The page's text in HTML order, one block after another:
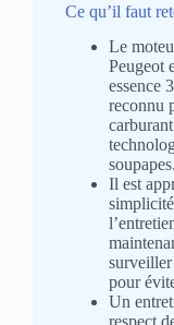
Ce qu’il faut
Le
Peugeot
essence
reconnu
soupapes.
Il est
surveiller
pour
Un